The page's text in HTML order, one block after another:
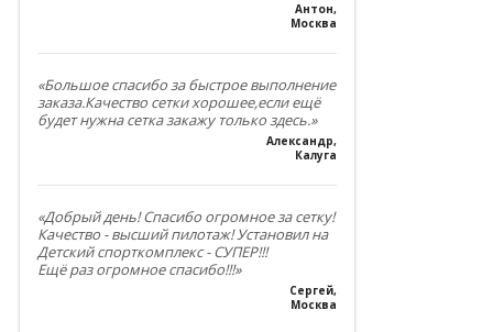
Антон,
Москва
«Большое спасибо за быстрое выполнение
заказа.Качество сетки хорошее,если ещё
будет нужна сетка закажу только здесь.»
Александр,
Калуга
«Добрый день! Спасибо огромное за сетку!
Качество - высший пилотаж! Установил на
Детский спорткомплекс - СУПЕР!!!
Ещё раз огромное спасибо!!!»
Сергей,
Москва